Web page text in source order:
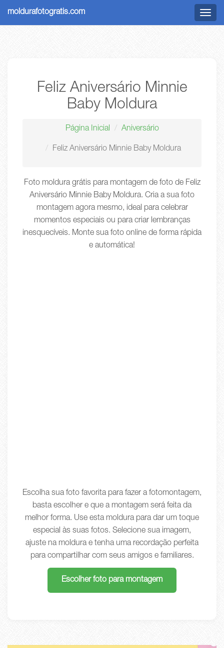
Menu
moldurafotogratis.com
Feliz Aniversário Minnie
Baby Moldura
Página Inicial Aniversário
Feliz Aniversário Minnie Baby Moldura
Foto moldura grátis para montagem de foto de Feliz
Aniversário Minnie Baby Moldura. Cria a sua foto
montagem agora mesmo, ideal para celebrar
momentos especiais ou para criar lembranças
inesquecíveis. Monte sua foto online de forma rápida
e automática!
Escolha sua foto favorita para fazer a fotomontagem,
basta escolher e que a montagem será feita da
melhor forma. Use esta moldura para dar um toque
especial às suas fotos. Selecione sua imagem,
ajuste na moldura e tenha uma recordação perfeita
para compartilhar com seus amigos e familiares.
Escolher foto para montagem